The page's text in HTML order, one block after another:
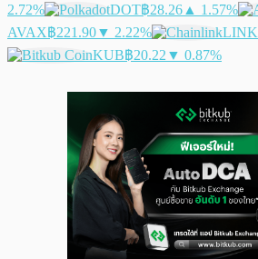
2.72%
DOT฿28.26 ▲ 1.57%
AVAX฿221.90▼ 2.22% LINK
KUB฿20.22 ▼ 0.87%